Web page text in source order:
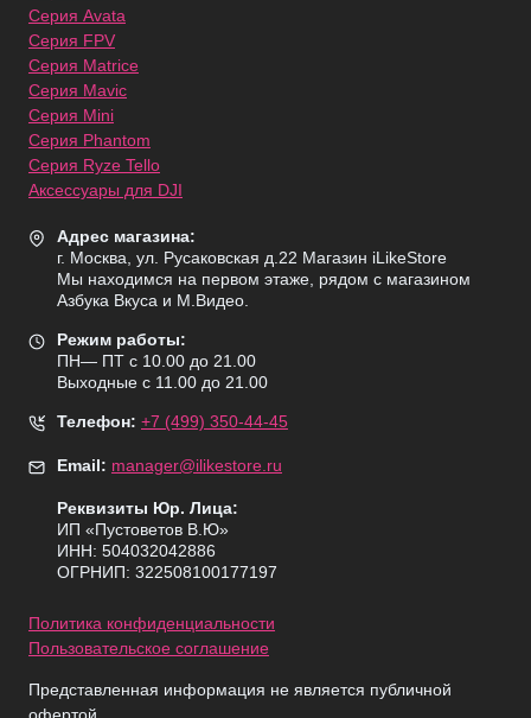
Серия Avata
Серия FPV
Серия Matrice
Серия Mavic
Серия Mini
Серия Phantom
Серия Ryze Tello
Аксессуары для DJI
Адрес магазина:
г. Москва, ул. Русаковская д.22 Магазин iLikeStore
Мы находимся на первом этаже, рядом с магазином
Азбука Вкуса и М.Видео.
Режим работы:
ПН— ПТ с 10.00 до 21.00
Выходные с 11.00 до 21.00
Телефон: +7 (499) 350-44-45
Email: manager@ilikestore.ru
Реквизиты Юр. Лица:
ИП «Пуcтоветов В.Ю»
ИНН: 504032042886
ОГРНИП: 322508100177197
Политика конфиденциальности
Пользовательское соглашение
Представленная информация не является публичной